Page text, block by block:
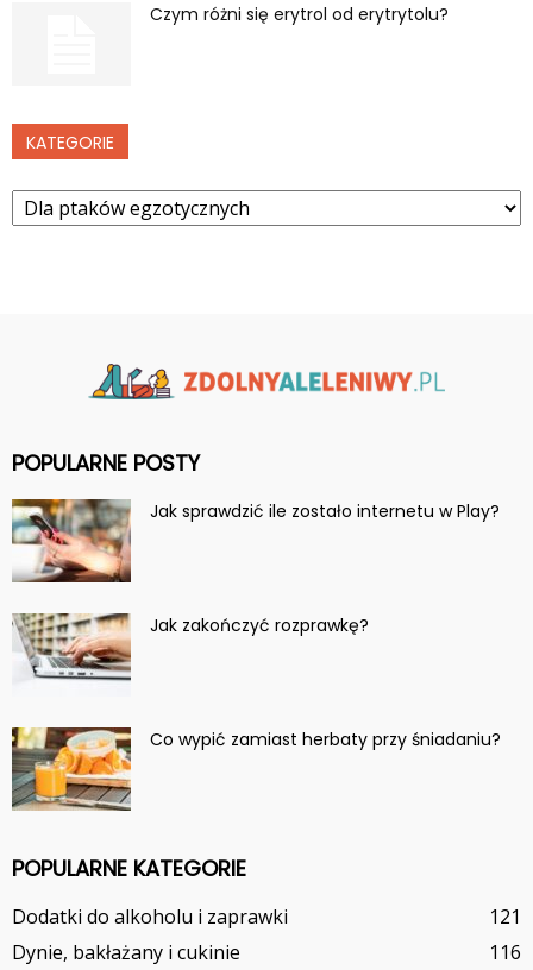
Czym różni się erytrol od erytrytolu?
KATEGORIE
Kategorie
POPULARNE POSTY
Jak sprawdzić ile zostało internetu w Play?
Jak zakończyć rozprawkę?
Co wypić zamiast herbaty przy śniadaniu?
POPULARNE KATEGORIE
Dodatki do alkoholu i zaprawki
121
Dynie, bakłażany i cukinie
116